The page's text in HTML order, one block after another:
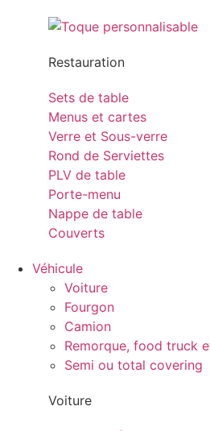
Restauration
Sets de table
Menus et cartes
Verre et Sous-verre
Rond de Serviettes
PLV de table
Porte-menu
Nappe de table
Couverts
Véhicule
Voiture
Fourgon
Camion
Remorque, food truck
Semi ou total covering
Voiture